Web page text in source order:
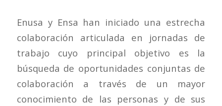
Enusa y Ensa han iniciado una estrecha
colaboración articulada en jornadas de
trabajo cuyo principal objetivo es la
búsqueda de oportunidades conjuntas de
colaboración a través de un mayor
conocimiento de las personas y de sus